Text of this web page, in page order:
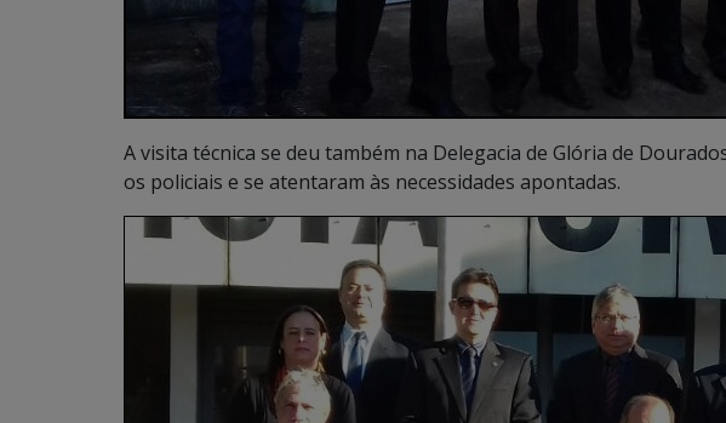
A visita técnica se deu também na Delegacia de Glória de
os policiais e se atentaram às necessidades apontadas.